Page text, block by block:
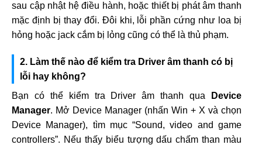
sau cập nhật hệ điều hành, hoặc thiết bị phát âm thanh
mặc định bị thay đổi. Đôi khi, lỗi phần cứng như loa bị
hỏng hoặc jack cắm bị lỏng cũng có thể là thủ phạm.
2. Làm thế nào để kiểm tra Driver âm thanh có bị
lỗi hay không?
Bạn có thể kiểm tra Driver âm thanh qua
Device
Manager. Mở Device Manager (nhấn Win + X và chọn
Device Manager), tìm mục “Sound, video and game
controllers”. Nếu thấy biểu tượng dấu chấm than màu